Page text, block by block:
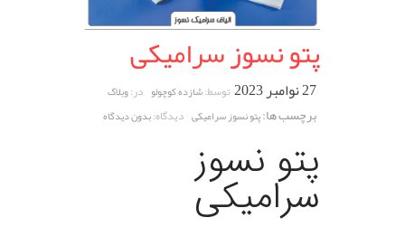
پتو نسوز سرامیکی
27 نوامبر 2023 توسط:شازده کوچولو در:وبلاگ
برچسب ها:پتو نسوز سرامیکی دیدگاه:بدون دیدگاه
پتو نسوز
سرامیکی